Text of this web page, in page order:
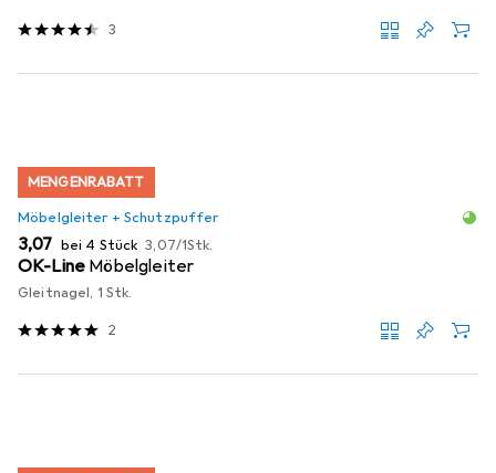
3
MENGENRABATT
Möbelgleiter + Schutzpuffer
EUR
3,07 bei 4 Stück EUR
3,07/1Stk.
OK-Line Möbelgleiter
Gleitnagel, 1 Stk.
2